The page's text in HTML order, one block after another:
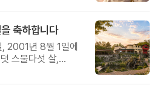
축하합니다
2001년 8월 1일에
스물다섯 살,